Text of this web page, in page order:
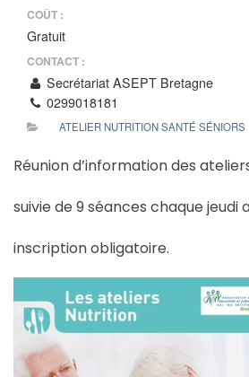
COÛT :
Gratuit
CONTACT :
Secrétariat ASEPT Bretagne
0299018181
ATELIER NUTRITION SANTÉ SÉNIORS
Réunion d’information des
suivie de 9 séances chaque jeudi
inscription obligatoire.